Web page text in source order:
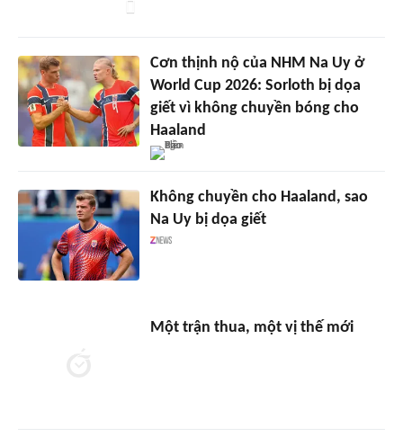
Cơn thịnh nộ của NHM Na Uy ở
World Cup 2026: Sorloth bị dọa
giết vì không chuyền bóng cho
Haaland
Không chuyền cho Haaland, sao
Na Uy bị dọa giết
Một trận thua, một vị thế mới